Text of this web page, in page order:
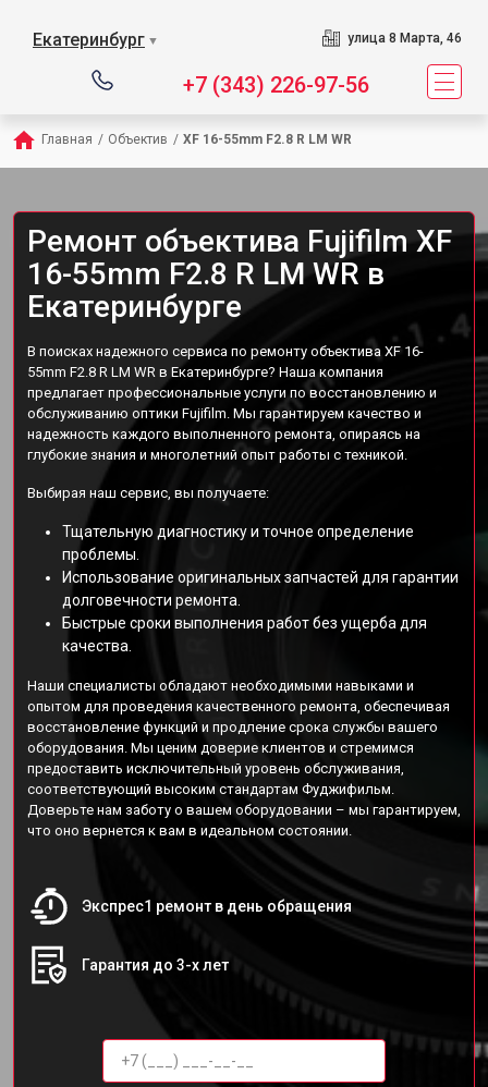
Екатеринбург ▼ улица 8 Марта, 46
+7 (343) 226-97-56
Главная / Объектив / XF 16-55mm F2.8 R LM WR
Ремонт объектива Fujifilm XF
16-55mm F2.8 R LM WR в
Екатеринбурге
В поисках надежного сервиса по ремонту объектива XF 16-
55mm F2.8 R LM WR в Екатеринбурге? Наша компания
предлагает профессиональные услуги по восстановлению и
обслуживанию оптики Fujifilm. Мы гарантируем качество и
надежность каждого выполненного ремонта, опираясь на
глубокие знания и многолетний опыт работы с техникой.
Выбирая наш сервис, вы получаете:
Тщательную диагностику и точное определение
проблемы.
Использование оригинальных запчастей для гарантии
долговечности ремонта.
Быстрые сроки выполнения работ без ущерба для
качества.
Наши специалисты обладают необходимыми навыками и
опытом для проведения качественного ремонта, обеспечивая
восстановление функций и продление срока службы вашего
оборудования. Мы ценим доверие клиентов и стремимся
предоставить исключительный уровень обслуживания,
соответствующий высоким стандартам Фуджифильм.
Доверьте нам заботу о вашем оборудовании – мы гарантируем,
что оно вернется к вам в идеальном состоянии.
Экспрес1 ремонт в день обращения
Гарантия до 3-х лет